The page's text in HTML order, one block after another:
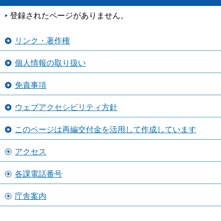
登録されたページがありません。
リンク・著作権
個人情報の取り扱い
免責事項
ウェブアクセシビリティ方針
このページは再編交付金を活用して作成しています
アクセス
各課電話番号
庁舎案内